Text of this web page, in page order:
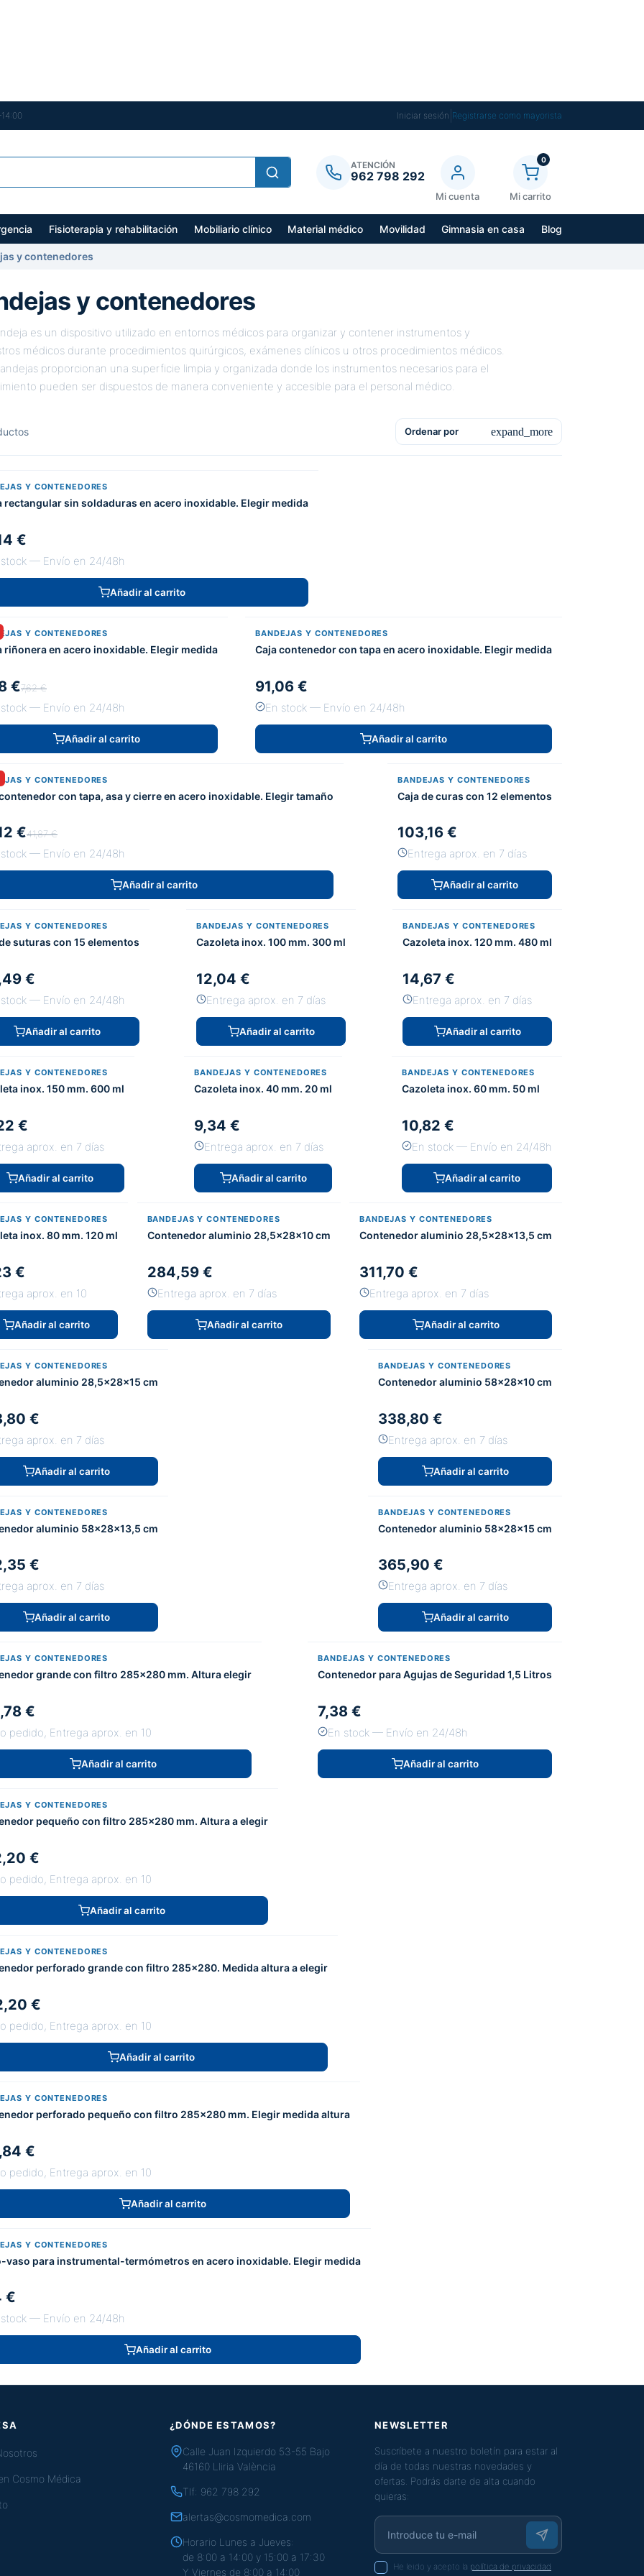
Iniciar sesión Registrarse como mayorista
ATENCIÓN
962 798 292
Mi cuenta
0
Mi carrito
Fisioterapia y rehabilitación Mobiliario clínico Material médico Movilidad Gimnasia en casa Blog
y contenedores
y contenedores
es un dispositivo utilizado en entornos médicos para organizar y contener instrumentos y
médicos durante procedimientos quirúrgicos, exámenes clínicos u otros procedimientos médicos.
proporcionan una superficie limpia y organizada donde los instrumentos necesarios para el
pueden ser dispuestos de manera conveniente y accesible para el personal médico.
Ordenar por expand_more
Y CONTENEDORES
rectangular sin soldaduras en acero inoxidable. Elegir medida
€
stock — Envío en 24/48h
Añadir al carrito
Y CONTENEDORES
riñonera en acero inoxidable. Elegir medida
€7,62 €
stock — Envío en 24/48h
Añadir al carrito
BANDEJAS Y CONTENEDORES
Caja contenedor con tapa en acero inoxidable. Elegir medida
91,06 €
En stock — Envío en 24/48h
Añadir al carrito
Y CONTENEDORES
con tapa, asa y cierre en acero inoxidable. Elegir tamaño
€41,87 €
stock — Envío en 24/48h
Añadir al carrito
BANDEJAS Y CONTENEDORES
Caja de curas con 12 elementos
103,16 €
Entrega aprox. en 7 días
Añadir al carrito
Y CONTENEDORES
suturas con 15 elementos
€
stock — Envío en 24/48h
Añadir al carrito
BANDEJAS Y CONTENEDORES
Cazoleta inox. 100 mm. 300 ml
12,04 €
Entrega aprox. en 7 días
Añadir al carrito
BANDEJAS Y CONTENEDORES
Cazoleta inox. 120 mm. 480 ml
14,67 €
Entrega aprox. en 7 días
Añadir al carrito
Y CONTENEDORES
inox. 150 mm. 600 ml
€
aprox. en 7 días
Añadir al carrito
BANDEJAS Y CONTENEDORES
Cazoleta inox. 40 mm. 20 ml
9,34 €
Entrega aprox. en 7 días
Añadir al carrito
BANDEJAS Y CONTENEDORES
Cazoleta inox. 60 mm. 50 ml
10,82 €
En stock — Envío en 24/48h
Añadir al carrito
Y CONTENEDORES
inox. 80 mm. 120 ml
€
aprox. en 10
Añadir al carrito
BANDEJAS Y CONTENEDORES
Contenedor aluminio 28,5x28x10 cm
284,59 €
Entrega aprox. en 7 días
Añadir al carrito
BANDEJAS Y CONTENEDORES
Contenedor aluminio 28,5x28x13,5 cm
311,70 €
Entrega aprox. en 7 días
Añadir al carrito
Y CONTENEDORES
aluminio 28,5x28x15 cm
€
aprox. en 7 días
Añadir al carrito
BANDEJAS Y CONTENEDORES
Contenedor aluminio 58x28x10 cm
338,80 €
Entrega aprox. en 7 días
Añadir al carrito
Y CONTENEDORES
aluminio 58x28x13,5 cm
€
aprox. en 7 días
Añadir al carrito
BANDEJAS Y CONTENEDORES
Contenedor aluminio 58x28x15 cm
365,90 €
Entrega aprox. en 7 días
Añadir al carrito
Y CONTENEDORES
grande con filtro 285x280 mm. Altura elegir
€
pedido, Entrega aprox. en 10
Añadir al carrito
BANDEJAS Y CONTENEDORES
Contenedor para Agujas de Seguridad 1,5 Litros
7,38 €
En stock — Envío en 24/48h
Añadir al carrito
Y CONTENEDORES
pequeño con filtro 285x280 mm. Altura a elegir
€
pedido, Entrega aprox. en 10
Añadir al carrito
Y CONTENEDORES
perforado grande con filtro 285x280. Medida altura a elegir
€
pedido, Entrega aprox. en 10
Añadir al carrito
Y CONTENEDORES
perforado pequeño con filtro 285x280 mm. Elegir medida altura
€
pedido, Entrega aprox. en 10
Añadir al carrito
Y CONTENEDORES
vaso para instrumental-termómetros en acero inoxidable. Elegir medida
€
stock — Envío en 24/48h
Añadir al carrito
Cosmo Médica
¿DÓNDE ESTAMOS?
Calle Juan Izquierdo 53-55 Bajo
46160 Lliria València
Tlf: 962 798 292
alertas@cosmomedica.com
Horario Lunes a Jueves:
de 8:00 a 14:00 y 15:00 a 17:30
Y Viernes de 8:00 a 14:00
NEWSLETTER
Suscríbete a nuestro boletín para estar al
día de todas nuestras novedades y
ofertas. Podrás darte de alta cuando
quieras:
He leido y acepto la política de privacidad